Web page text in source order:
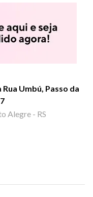
Umbú, Passo da
Alegre - RS